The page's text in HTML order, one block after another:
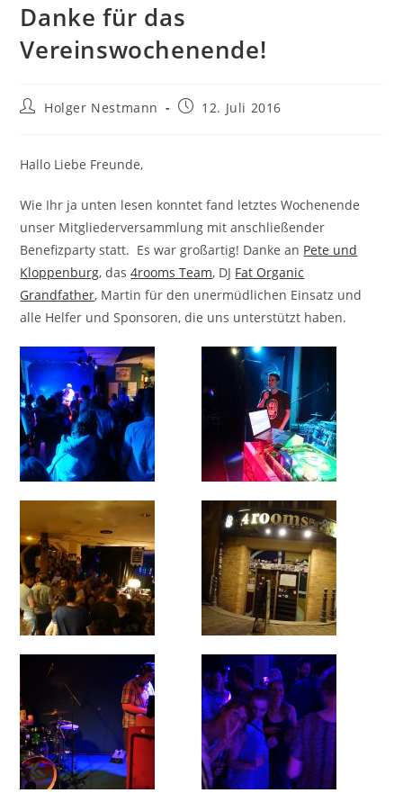
Danke für das
Vereinswochenende!
Beitrags-
Holger Nestmann
Beitrag12. Juli 2016
Hallo Liebe Freunde,
Wie Ihr ja unten lesen konntet fand letztes Wochenende
unser Mitgliederversammlung mit anschließender
Benefizparty statt. Es war großartig! Danke an Pete und
Kloppenburg, das4rooms Team, DJ Fat Organic
Grandfather, Martin für den unermüdlichen Einsatz und
alle Helfer und Sponsoren, die uns unterstützt haben.